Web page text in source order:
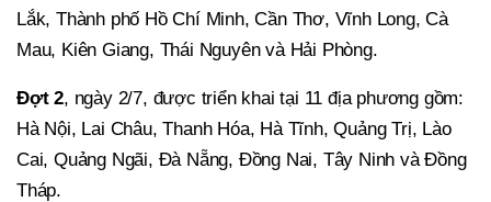
Lắk, Thành phố Hồ Chí Minh, Cần Thơ, Vĩnh Long, Cà
Mau, Kiên Giang, Thái Nguyên và Hải Phòng.
Đợt 2, ngày 2/7, được triển khai tại 11 địa phương gồm:
Hà Nội, Lai Châu, Thanh Hóa, Hà Tĩnh, Quảng Trị, Lào
Cai, Quảng Ngãi, Đà Nẵng, Đồng Nai, Tây Ninh và Đồng
Tháp.